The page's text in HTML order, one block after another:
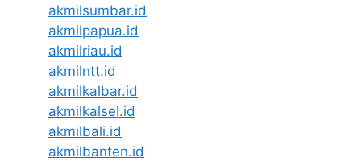
akmilsumbar.id
akmilpapua.id
akmilriau.id
akmilntt.id
akmilkalbar.id
akmilkalsel.id
akmilbali.id
akmilbanten.id